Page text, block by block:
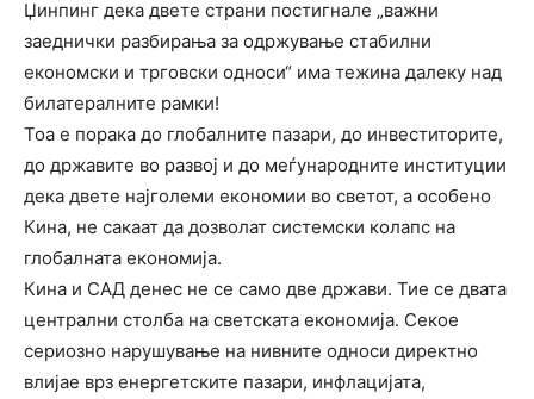
Џинпинг дека двете страни постигнале „важни
заеднички разбирања за одржување стабилни
економски и трговски односи“ има тежина далеку над
билатералните рамки!
Тоа е порака до глобалните пазари, до инвеститорите,
до државите во развој и до меѓународните институции
дека двете најголеми економии во светот, а особено
Кина, не сакаат да дозволат системски колапс на
глобалната економија.
Кина и САД денес не се само две држави. Тие се двата
централни столба на светската економија. Секое
сериозно нарушување на нивните односи директно
влијае врз енергетските пазари, инфлацијата,